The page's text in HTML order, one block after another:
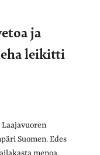
ja
leikitti
Suomen. Edes
menoa.